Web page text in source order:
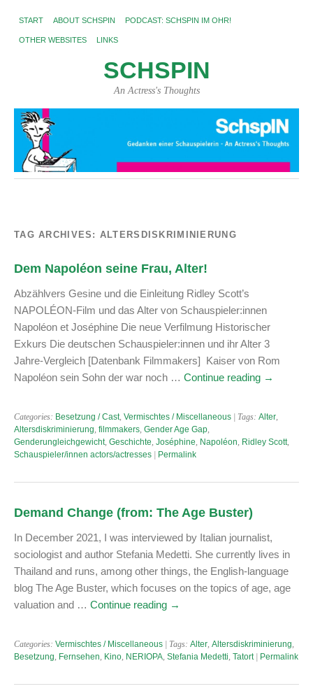
START ABOUT SCHSPIN PODCAST: SCHSPIN IM OHR!
OTHER WEBSITES LINKS
SCHSPIN
An Actress's Thoughts
TAG ARCHIVES: ALTERSDISKRIMINIERUNG
Dem Napoléon seine Frau, Alter!
Abzählvers Gesine und die Einleitung Ridley Scott’s
NAPOLÉON-Film und das Alter von Schauspieler:innen
Napoléon et Joséphine Die neue Verfilmung Historischer
Exkurs Die deutschen Schauspieler:innen und ihr Alter 3
Jahre-Vergleich [Datenbank Filmmakers] Kaiser von Rom
Napoléon sein Sohn der war noch … Continue reading →
Categories: Besetzung / Cast, Vermischtes / Miscellaneous | Tags: Alter,
Altersdiskriminierung, filmmakers, Gender Age Gap,
Genderungleichgewicht, Geschichte, Joséphine, Napoléon, Ridley Scott,
Schauspieler/innen actors/actresses
Permalink
Demand Change (from: The Age Buster)
In December 2021, I was interviewed by Italian journalist,
sociologist and author Stefania Medetti. She currently lives in
Thailand and runs, among other things, the English-language
blog The Age Buster, which focuses on the topics of age, age
valuation and … Continue reading →
Categories: Vermischtes / Miscellaneous | Tags: Alter, Altersdiskriminierung,
Besetzung, Fernsehen, Kino, NERIOPA, Stefania Medetti, Tatort| Permalink